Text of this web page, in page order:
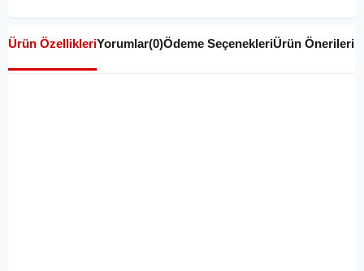
Ürün ÖzellikleriYorumlar(0)Ödeme SeçenekleriÜrün Önerileri